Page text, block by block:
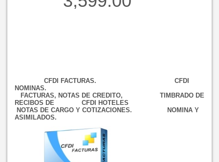
CFDI FACTURAS. CFDI
NOMINAS.
FACTURAS, NOTAS DE CREDITO, TIMBRADO DE
RECIBOS DE CFDI HOTELES
NOTAS DE CARGO Y COTIZACIONES. NOMINA Y
ASIMILADOS.